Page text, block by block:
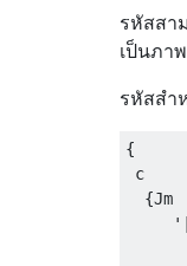
รหัสสา
เป็นภา
รหัสสำ
{
c
{Jm